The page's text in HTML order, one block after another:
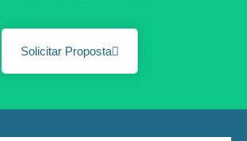
Solicitar Proposta